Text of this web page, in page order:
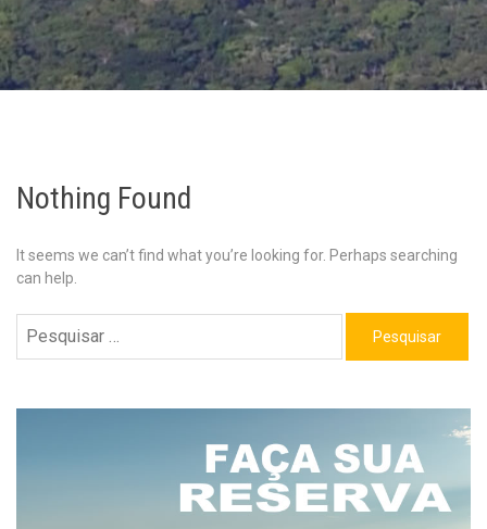
Nothing Found
It seems we can’t find what you’re looking for. Perhaps searching
can help.
por: